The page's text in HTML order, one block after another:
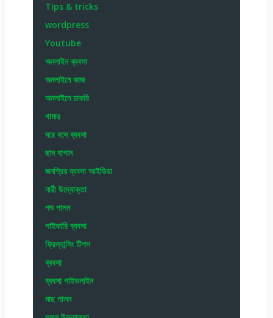
Tips & tricks
wordpress
Youtube
অনলাইন ব্যবসা
অনলাইনে কাজ
অনলাইনে চাকরি
খামার
ঘরে বসে ব্যবসা
ছাদ বাগান
জনপ্রিয় ব্যবসা আইডিয়া
নারী উদ্যোক্তা
পশু পালন
পাইকারি ব্যবসা
ফ্রিল্যান্সিং টিপস
ব্যবসা
ব্যবসা গাইডলাইন
মাছ পালন